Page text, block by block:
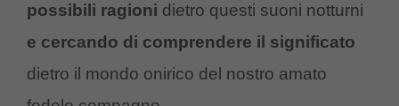
possibili ragioni dietro questi suoni notturni
e cercando di comprendere il significato
dietro il mondo onirico del nostro amato